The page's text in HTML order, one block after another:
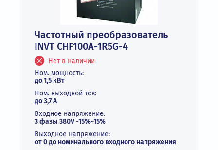
Частотный преобразователь
INVT CHF100A-1R5G-4
Нет в наличии
Ном. мощность:
до 1,5 кВт
Ном. выходной ток:
до 3,7 А
Входное напряжение:
3 фазы 380V -15%~15%
Выходное напряжение:
от 0 до номинального входного напряжения